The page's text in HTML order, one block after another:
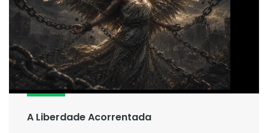
A Liberdade Acorrentada